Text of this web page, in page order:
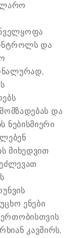
და
და
ნებისმიერი
მიხედვით
ენები
კავშირს,